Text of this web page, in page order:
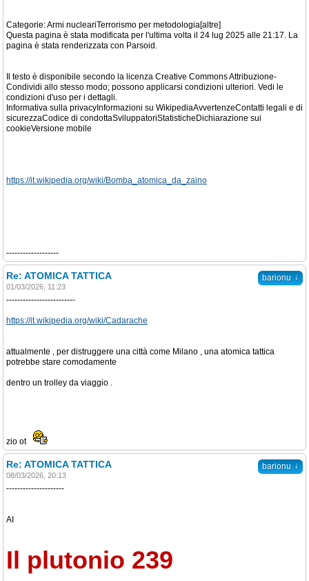
Categorie: Armi nucleariTerrorismo per metodologia[altre]
Questa pagina è stata modificata per l'ultima volta il 24 lug 2025 alle 21:17. La
pagina è stata renderizzata con Parsoid.
Il testo è disponibile secondo la licenza Creative Commons Attribuzione-
Condividi allo stesso modo; possono applicarsi condizioni ulteriori. Vedi le
condizioni d'uso per i dettagli.
Informativa sulla privacyInformazioni su WikipediaAvvertenzeContatti legali e di
sicurezzaCodice di condottaSviluppatoriStatisticheDichiarazione sui
cookieVersione mobile
https://it.wikipedia.org/wiki/Bomba_atomica_da_zaino
-------------------
barionu ↓
Re: ATOMICA TATTICA
01/03/2026, 11:23
-------------------------
https://it.wikipedia.org/wiki/Cadarache
attualmente , per distruggere una città come Milano , una atomica tattica
potrebbe stare comodamente
dentro un trolley da viaggio .
zio ot
barionu ↓
Re: ATOMICA TATTICA
08/03/2026, 20:13
---------------------
AI
Il plutonio 239